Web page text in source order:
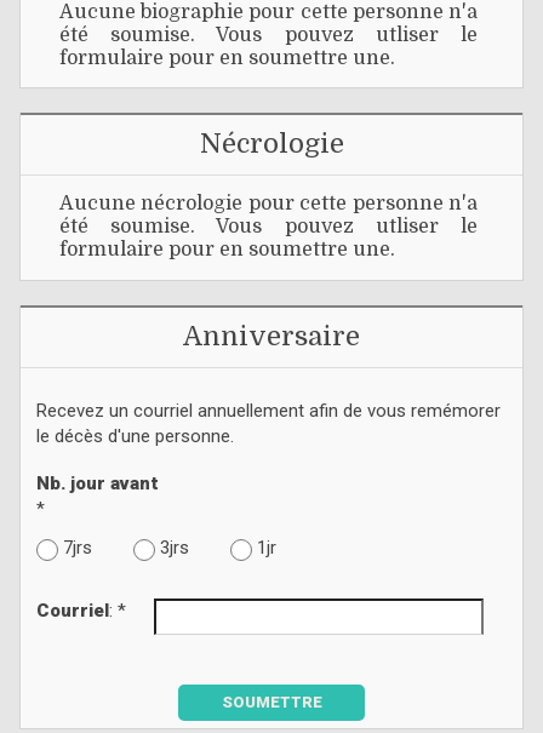
Aucune biographie pour cette personne n'a
été soumise. Vous pouvez utliser le
formulaire pour en soumettre une.
Nécrologie
Aucune nécrologie pour cette personne n'a
été soumise. Vous pouvez utliser le
formulaire pour en soumettre une.
Anniversaire
Recevez un courriel annuellement afin de vous remémorer
le décès d'une personne.
Nb. jour avant
*
7jrs
3jrs 1jr
Courriel : *
SOUMETTRE